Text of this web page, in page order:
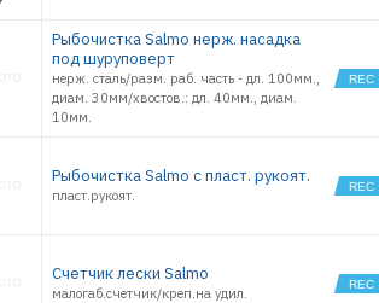
Рыбочистка Salmo нерж. насадка
под шуруповерт
нерж. сталь/разм. раб. часть - дл. 100мм.,
диам. 30мм/хвостов.: дл. 40мм., диам.
10мм.
Рыбочистка Salmo с пласт. рукоят.
пласт.рукоят.
Счетчик лески Salmo
малогаб.счетчик/креп.на удил.